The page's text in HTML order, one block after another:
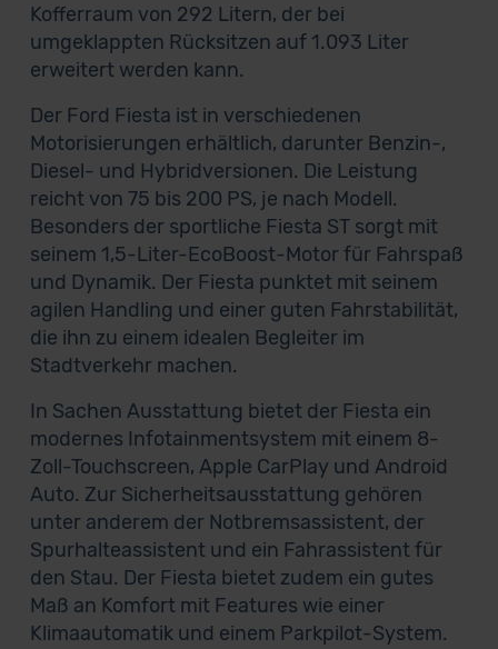
Kofferraum von 292 Litern, der bei
umgeklappten Rücksitzen auf 1.093 Liter
erweitert werden kann.
Der Ford Fiesta ist in verschiedenen
Motorisierungen erhältlich, darunter Benzin-,
Diesel- und Hybridversionen. Die Leistung
reicht von 75 bis 200 PS, je nach Modell.
Besonders der sportliche Fiesta ST sorgt mit
seinem 1,5-Liter-EcoBoost-Motor für Fahrspaß
und Dynamik. Der Fiesta punktet mit seinem
agilen Handling und einer guten Fahrstabilität,
die ihn zu einem idealen Begleiter im
Stadtverkehr machen.
In Sachen Ausstattung bietet der Fiesta ein
modernes Infotainmentsystem mit einem 8-
Zoll-Touchscreen, Apple CarPlay und Android
Auto. Zur Sicherheitsausstattung gehören
unter anderem der Notbremsassistent, der
Spurhalteassistent und ein Fahrassistent für
den Stau. Der Fiesta bietet zudem ein gutes
Maß an Komfort mit Features wie einer
Klimaautomatik und einem Parkpilot-System.